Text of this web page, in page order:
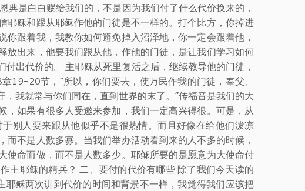
是白白赐给我们的，不是因为我们付了什么代价换来的，
耶稣和跟从耶稣作他的门徒是不一样的。打个比方，你掉进
跟着我，我教你如何避免掉入沼泽地，你一定会跟着他，
出来，他要我们跟从他，作他的门徒，是让我们学习如何
出代价的。 主耶稣从死里复活之后，继续教导他的门徒，
19-20节，“所以，你们要去，使万民作我的门徒，奉父、
我就常与你们同在，直到世界的末了。”传福音是我们的大
如果有很多人受邀来参加，我们一定高兴得很。可是，从
别人要来跟从他似乎不是很热情。而且好像在给他们泼凉
不是人数多寡。当我们举办活动看到来的人不多的时候，
命而做，而不是人数多少。耶稣所要的是愿意为大使命付
主耶稣的精兵？ 二、要付的代价有哪些 除了我们今天读的
稣两次讲到代价的时间和背景不一样，我觉得我们应该把